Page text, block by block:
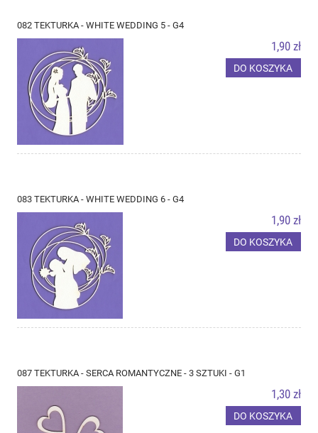
082 TEKTURKA - WHITE WEDDING 5 - G4
1,90 zł
DO KOSZYKA
083 TEKTURKA - WHITE WEDDING 6 - G4
1,90 zł
DO KOSZYKA
087 TEKTURKA - SERCA ROMANTYCZNE - 3 SZTUKI - G1
1,30 zł
DO KOSZYKA